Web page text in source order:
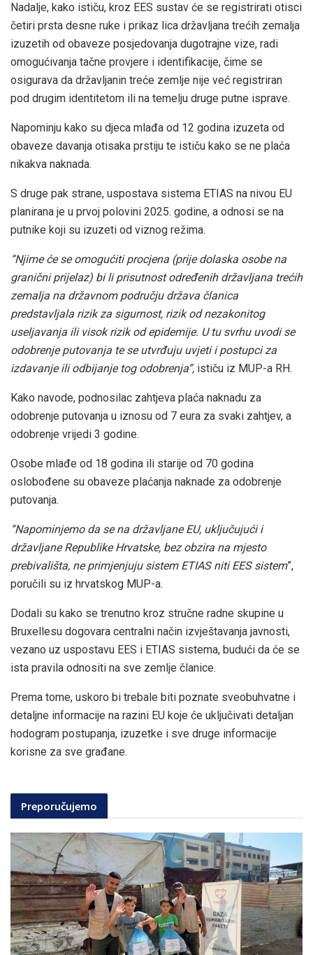
Nadalje, kako ističu, kroz EES sustav će se registrirati otisci
četiri prsta desne ruke i prikaz lica državljana trećih zemalja
izuzetih od obaveze posjedovanja dugotrajne vize, radi
omogućivanja tačne provjere i identifikacije, čime se
osigurava da državljanin treće zemlje nije već registriran
pod drugim identitetom ili na temelju druge putne isprave.
Napominju kako su djeca mlađa od 12 godina izuzeta od
obaveze davanja otisaka prstiju te ističu kako se ne plaća
nikakva naknada.
S druge pak strane, uspostava sistema ETIAS na nivou EU
planirana je u prvoj polovini 2025. godine, a odnosi se na
putnike koji su izuzeti od viznog režima.
“Njime će se omogućiti procjena (prije dolaska osobe na
granični prijelaz) bi li prisutnost određenih državljana trećih
zemalja na državnom području država članica
predstavljala rizik za sigurnost, rizik od nezakonitog
useljavanja ili visok rizik od epidemije. U tu svrhu uvodi se
odobrenje putovanja te se utvrđuju uvjeti i postupci za
izdavanje ili odbijanje tog odobrenja”, ističu iz MUP-a RH.
Kako navode, podnosilac zahtjeva plaća naknadu za
odobrenje putovanja u iznosu od 7 eura za svaki zahtjev, a
odobrenje vrijedi 3 godine.
Osobe mlađe od 18 godina ili starije od 70 godina
oslobođene su obaveze plaćanja naknade za odobrenje
putovanja.
“Napominjemo da se na državljane EU, uključujući i
državljane Republike Hrvatske, bez obzira na mjesto
prebivališta, ne primjenjuju sistem ETIAS niti EES sistem”,
poručili su iz hrvatskog MUP-a.
Dodali su kako se trenutno kroz stručne radne skupine u
Bruxellesu dogovara centralni način izvještavanja javnosti,
vezano uz uspostavu EES i ETIAS sistema, budući da će se
ista pravila odnositi na sve zemlje članice.
Prema tome, uskoro bi trebale biti poznate sveobuhvatne i
detaljne informacije na razini EU koje će uključivati detaljan
hodogram postupanja, izuzetke i sve druge informacije
korisne za sve građane.
Preporučujemo